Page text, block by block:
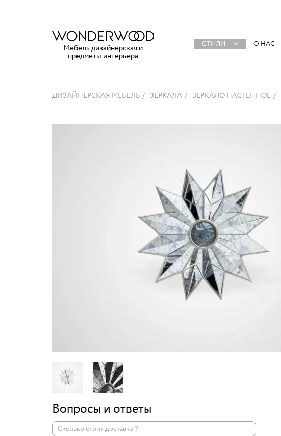
Мебель дизайнерская и
предметы интерьера
СТИЛИ О НАС
ДИЗАЙНЕРСКАЯ МЕБЕЛЬ ЗЕРКАЛА ЗЕРКАЛО НАСТЕННОЕ
Вопросы и ответы
Сколько стоит доставка ?